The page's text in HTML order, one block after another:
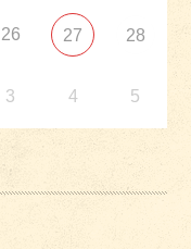
26 27 28
3 4 5